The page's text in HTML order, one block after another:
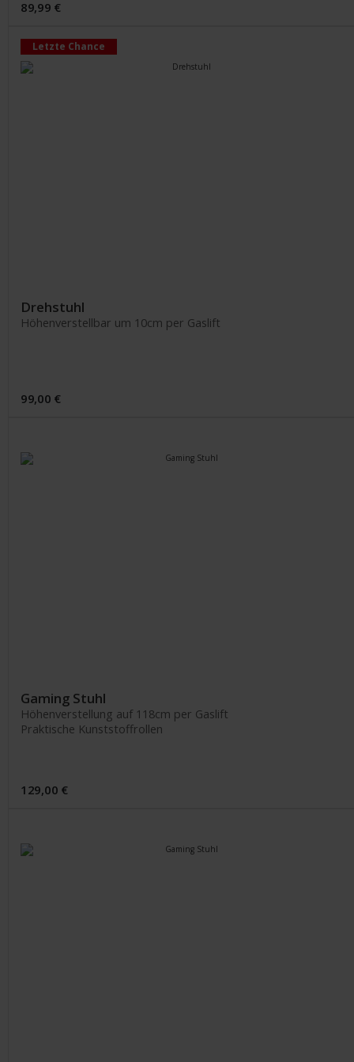
89,99 €
Letzte Chance
Drehstuhl
Höhenverstellbar um 10cm per Gaslift
99,00 €
Gaming Stuhl
Höhenverstellung auf 118cm per Gaslift
Praktische Kunststoffrollen
129,00 €